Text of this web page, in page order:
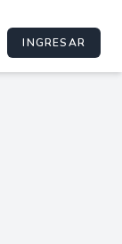
INGRESAR